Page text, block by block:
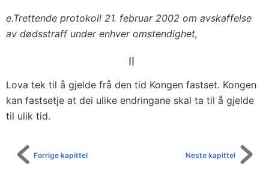
e.Trettende protokoll 21. februar 2002 om avskaffelse
av dødsstraff under enhver omstendighet,
II
Lova tek til å gjelde frå den tid Kongen fastset. Kongen
kan fastsetje at dei ulike endringane skal ta til å gjelde
til ulik tid.
Neste kapittel
Forrige kapittel